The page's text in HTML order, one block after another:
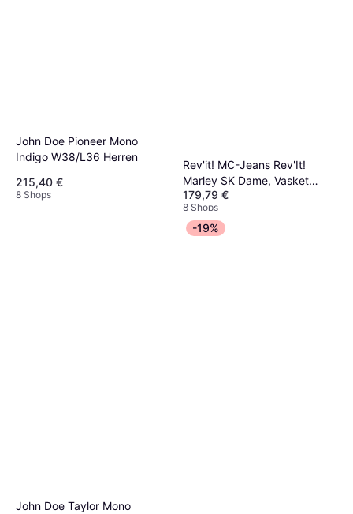
John Doe Pioneer Mono
Indigo W38/L36 Herren
215,40 €
8 Shops
Rev'it! MC-Jeans Rev'It!
Marley SK Dame, Vasket
Damen
179,79 €
8 Shops
John Doe Taylor Mono
-19%